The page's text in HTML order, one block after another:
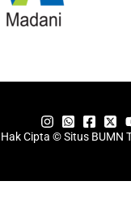
Hak Cipta © Situs BUMN